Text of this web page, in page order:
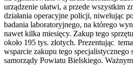
urządzenie ułatwi, a przede wszystkim
działania operacyjne policji, niwelując
badania laboratoryjnego, na którego
nawet kilka miesięcy. Zakup tego
około 195 tys. złotych. Prezentując
wsparcie zakupu tego
samorządy Powiatu Bielskiego.